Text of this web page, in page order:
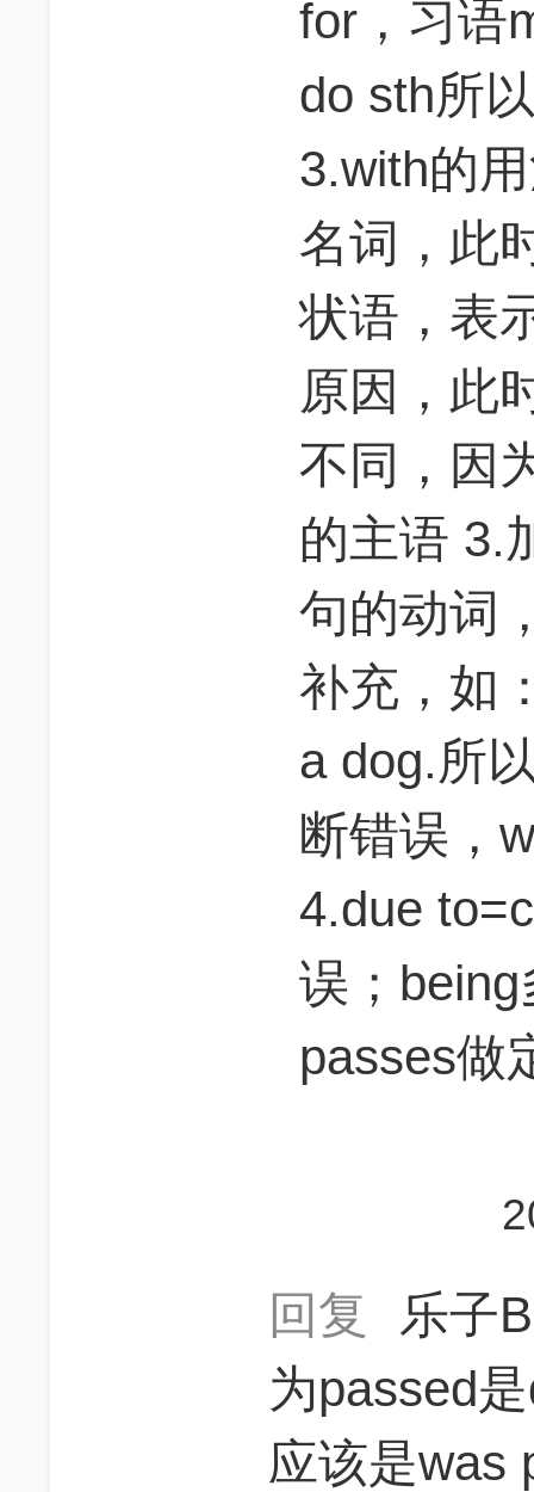
for，习语
do sth所
3.with的
名词，此
状语，表
原因，此
不同，因
的主语 3.
句的动词
补充，如
a dog.所
断错误，
4.due
误；
passes做
回复
乐子
为passed
应该是was